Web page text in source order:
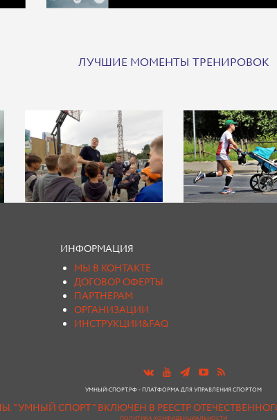
ЛУЧШИЕ МОМЕНТЫ ТРЕНИРОВОК
ИНФОРМАЦИЯ
МЫ В КОНТАКТЕ
ДОГОВОР ОФЕРТЫ
ПАРТНЕРАМ
ОРГАНИЗАЦИИ
ИНСТРУКЦИИ&FAQ
УМНЫЙ-СПОРТ.РФ - ПЛАТФОРМА ДЛЯ УПРАВЛЕНИЯ СПОРТОМ
"УМНЫЙ СПОРТ " ВКЛЮЧЕН В РЕЕСТР
ПОЛИТИКА КОНФИДЕНЦИАЛЬНОСТИ